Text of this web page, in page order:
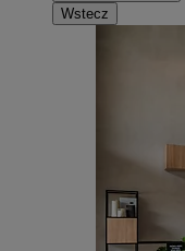
Wstecz